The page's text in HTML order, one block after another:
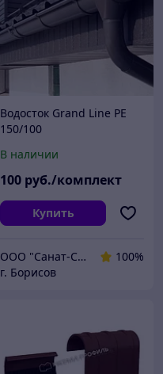
Водосток Grand Line PE
150/100
В наличии
100 руб./комплект
Купить
ООО "Санат-Строй"
100%
г. Борисов